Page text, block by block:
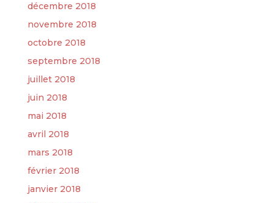
décembre 2018
novembre 2018
octobre 2018
septembre 2018
juillet 2018
juin 2018
mai 2018
avril 2018
mars 2018
février 2018
janvier 2018